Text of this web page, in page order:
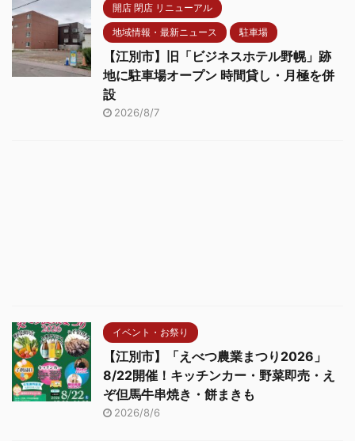
開店 閉店 リニューアル
地域情報・最新ニュース 駐車場
【江別市】旧「ビジネスホテル野幌」跡
地に駐車場オープン 時間貸し・月極を併
設
2026/8/7
イベント・お祭り
【江別市】「えべつ農業まつり2026」
8/22開催！キッチンカー・野菜即売・え
ぞ但馬牛串焼き・餅まきも
2026/8/6